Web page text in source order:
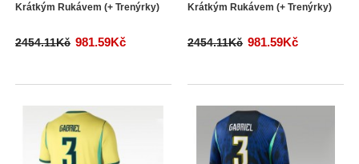
Krátkým Rukávem (+ Trenýrky)
2454.11Kč 981.59Kč
Krátkým Rukávem (+ Trenýrky)
2454.11Kč 981.59Kč